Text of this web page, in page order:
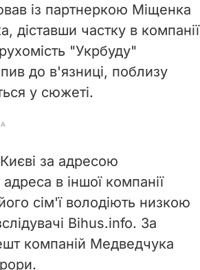
із партнеркою Міщенка
частку в компанії
"Укрбуду"
до в'язниці, поблизу
у сюжеті.
за адресою
в іншої компанії
сім'ї володіють низкою
Bihus.info. За
компаній Медведчука